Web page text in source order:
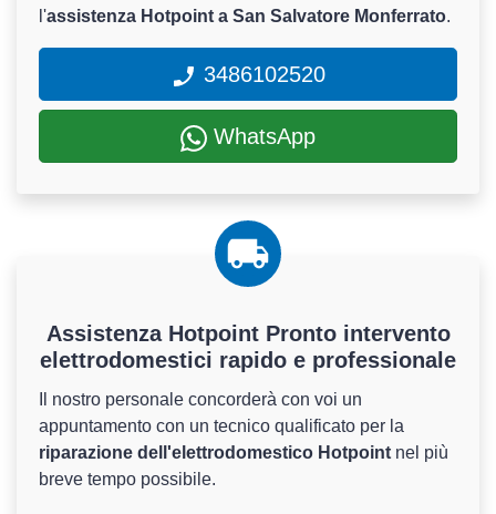
l'assistenza Hotpoint a San Salvatore Monferrato.
3486102520
WhatsApp
Assistenza Hotpoint Pronto intervento
elettrodomestici rapido e professionale
Il nostro personale concorderà con voi un
appuntamento con un tecnico qualificato per la
riparazione dell'elettrodomestico Hotpoint nel più
breve tempo possibile.